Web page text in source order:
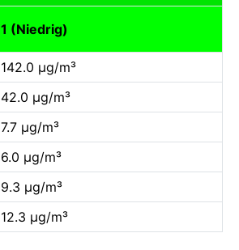
1 (Niedrig)
142.0 µg/m³
42.0 µg/m³
7.7 µg/m³
6.0 µg/m³
9.3 µg/m³
12.3 µg/m³